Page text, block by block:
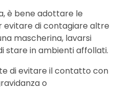
è bene adottare le
evitare di contagiare altre
mascherina, lavarsi
stare in ambienti affollati.
di evitare il contatto con
o